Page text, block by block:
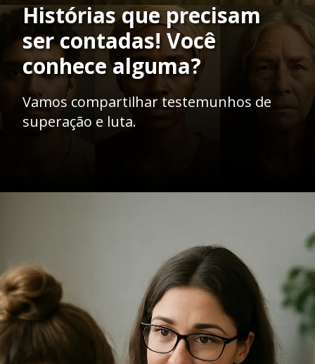
Histórias que precisam
ser contadas! Você
conhece alguma?
Vamos compartilhar testemunhos de
superação e luta.